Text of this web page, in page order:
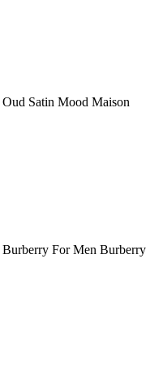
Oud Satin Mood Maison
Burberry For Men Burberry